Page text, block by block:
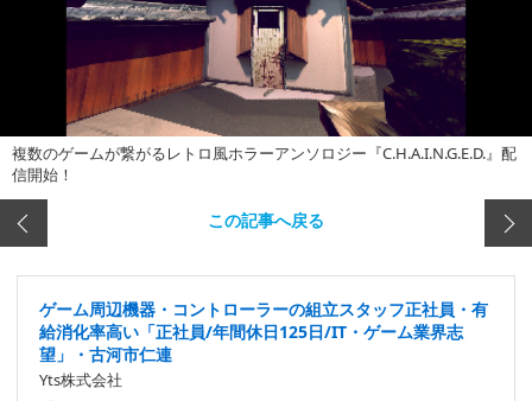
複数のゲームが繋がるレトロ風ホラーアンソロジー『C.H.A.I.N.G.E.D.』配
信開始！
この記事へ戻る
ゲーム周辺機器・コントローラーの組立スタッフ正社員・有
給消化率高い「正社員/年間休日125日/IT・ゲーム業界志
望」・古河市仁連
Yts株式会社